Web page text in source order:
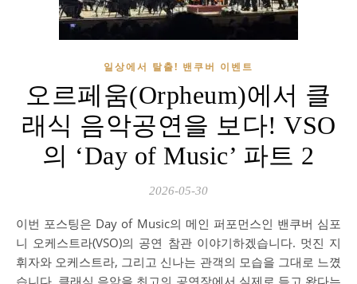
일상에서 탈출! 밴쿠버 이벤트
오르페움(Orpheum)에서 클
래식 음악공연을 보다! VSO
의 ‘Day of Music’ 파트 2
2026-05-30
이번 포스팅은 Day of Music의 메인 퍼포먼스인 밴쿠버 심포
니 오케스트라(VSO)의 공연 참관 이야기하겠습니다. 멋진 지
휘자와 오케스트라, 그리고 신나는 관객의 모습을 그대로 느꼈
습니다. 클래식 음악을 최고의 공연장에서 실제로 듣고 왔다는